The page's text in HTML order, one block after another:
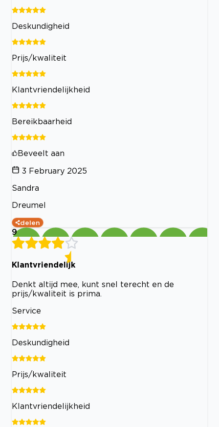
Deskundigheid
Prijs/kwaliteit
Klantvriendelijkheid
Bereikbaarheid
Beveelt aan
3 February 2025
Sandra
Dreumel
delen
9
Klantvriendelijk
Denkt altijd mee, kunt snel terecht en de
prijs/kwaliteit is prima.
Service
Deskundigheid
Prijs/kwaliteit
Klantvriendelijkheid